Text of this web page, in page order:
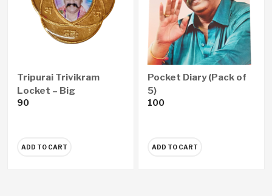
Tripurai Trivikram
Locket – Big
90
ADD TO CART
Pocket Diary (Pack of
5)
100
ADD TO CART